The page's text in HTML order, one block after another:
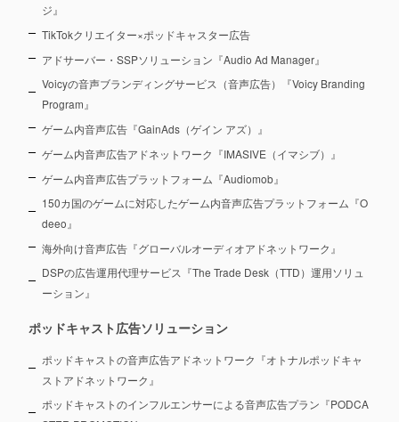
ジ』
TikTokクリエイター×ポッドキャスター広告
アドサーバー・SSPソリューション『Audio Ad Manager』
Voicyの音声ブランディングサービス（音声広告）『Voicy Branding
Program』
ゲーム内音声広告『GainAds（ゲイン アズ）』
ゲーム内音声広告アドネットワーク『IMASIVE（イマシブ）』
ゲーム内音声広告プラットフォーム『Audiomob』
150カ国のゲームに対応したゲーム内音声広告プラットフォーム『O
deeo』
海外向け音声広告『グローバルオーディオアドネットワーク』
DSPの広告運用代理サービス『The Trade Desk（TTD）運用ソリュ
ーション』
ポッドキャスト広告ソリューション
ポッドキャストの音声広告アドネットワーク『オトナルポッドキャ
ストアドネットワーク』
ポッドキャストのインフルエンサーによる音声広告プラン『PODCA